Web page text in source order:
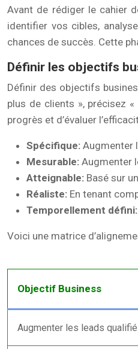
Avant de rédiger le cahier
identifier vos cibles,
chances de succès. Cette
Définir les objectifs
Définir des objectifs
plus de clients », précisez
progrès et d’évaluer
Spécifique: Augmenter
Mesurable: Augmenter
Atteignable: Basé sur
Réaliste: En tenant
Temporellement défini:
Voici une matrice
Objectif Business
Augmenter les leads